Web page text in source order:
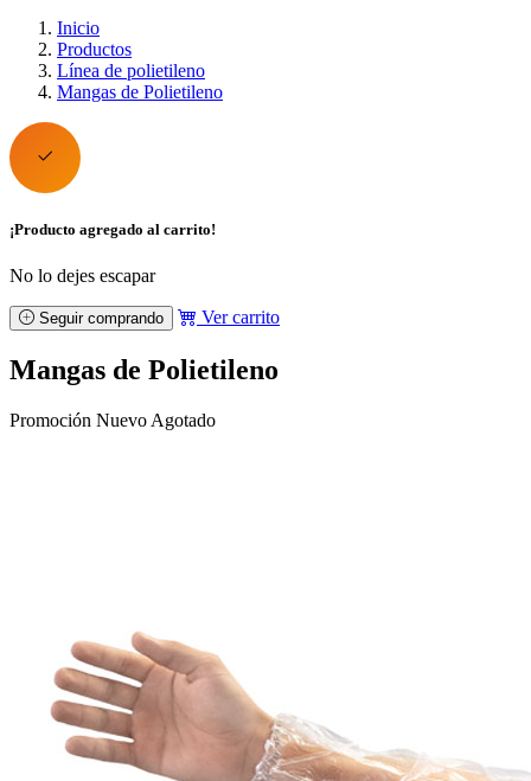
Inicio
Productos
Línea de polietileno
Mangas de Polietileno
¡Producto agregado al carrito!
No lo dejes escapar
Seguir comprando Ver carrito
Mangas de Polietileno
Promoción Nuevo Agotado